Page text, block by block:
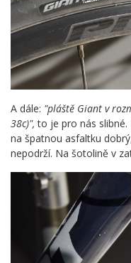
A dále: "pláště Giant v
38c)",to je pro nás
na špatnou asfaltku
nepodrží. Na šotolině v